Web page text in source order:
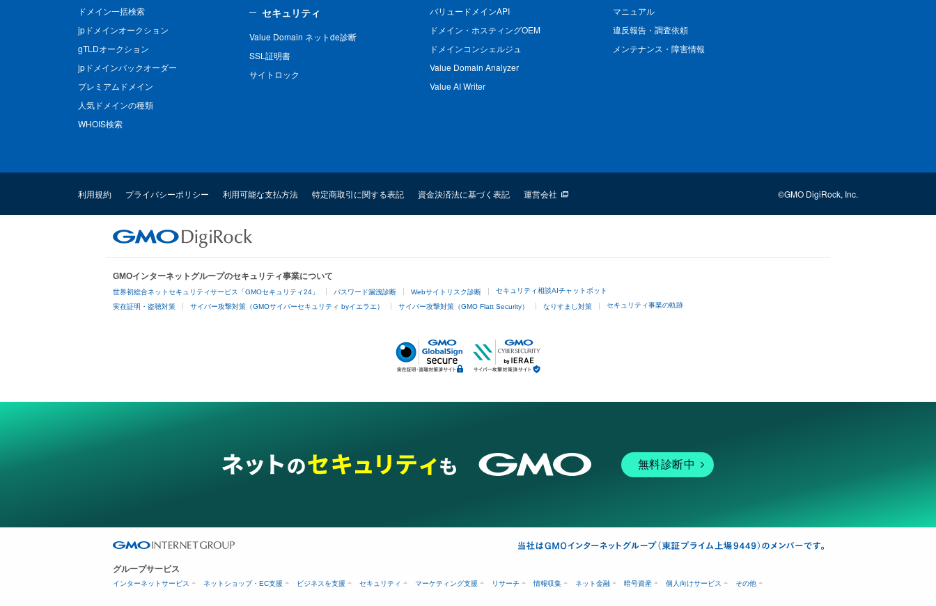
ドメイン一括検索
jpドメインオークション
gTLDオークション
jpドメインバックオーダー
プレミアムドメイン
人気ドメインの種類
WHOIS検索
セキュリティ
Value Domain ネットde診断
SSL証明書
サイトロック
バリュードメインAPI
ドメイン・ホスティングOEM
ドメインコンシェルジュ
Value Domain Analyzer
Value AI Writer
マニュアル
違反報告・調査依頼
メンテナンス・障害情報
利用規約 プライバシーポリシー 利用可能な支払方法 特定商取引に関する表記 資金決済法に基づく表記 運営会社 ©GMO DigiRock, Inc.
GMOインターネットグループのセキュリティ事業について
世界初総合ネットセキュリティサービス「GMOセキュリティ24」 パスワード漏洩診断 Webサイトリスク診断 セキュリティ相談AIチャットボット
実在証明・盗聴対策 サイバー攻撃対策（GMOサイバーセキュリティ byイエラエ） サイバー攻撃対策（GMO Flatt Security） なりすまし対策 セキュリティ事業の軌跡
無料診断中
グループサービス
インターネットサービス ネットショップ・EC支援 ビジネスを支援 セキュリティ マーケティング支援 リサーチ 情報収集 ネット金融 暗号資産 個人向けサービス その他